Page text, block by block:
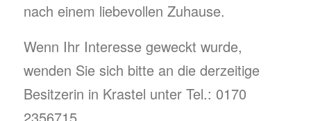
nach einem liebevollen Zuhause.
Wenn Ihr Interesse geweckt wurde,
wenden Sie sich bitte an die derzeitige
Besitzerin in Krastel unter Tel.: 0170